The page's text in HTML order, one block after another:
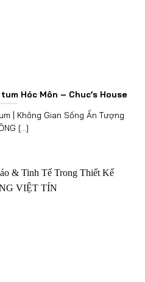
Hóc Môn – Chuc’s House
| Không Gian Sống Ấn Tượng
[...]